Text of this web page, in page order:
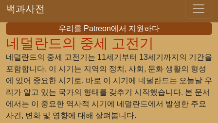
백과사전
우리를 Patreon에서 지원하다
네덜란드의 중세 고전기
네덜란드의 중세 고전기는 11세기부터 13세기까지의 기간을
포함합니다. 이 시기는 지역의 정치, 사회, 문화 생활의 형성
에 있어 중요한 시기로, 바로 이 시기에 네덜란드는 오늘날 우
리가 알고 있는 국가의 형태를 갖추기 시작했습니다. 본 문서
에서는 이 중요한 역사적 시기에 네덜란드에서 발생한 주요
사건, 변화 및 영향에 대해 살펴봅니다.